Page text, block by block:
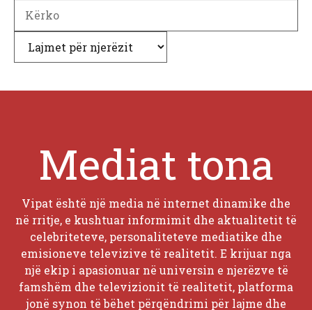
Mediat tona
Vipat është një media në internet dinamike dhe
në rritje, e kushtuar informimit dhe aktualitetit të
celebriteteve, personaliteteve mediatike dhe
emisioneve televizive të realitetit. E krijuar nga
një ekip i apasionuar në universin e njerëzve të
famshëm dhe televizionit të realitetit, platforma
jonë synon të bëhet përqëndrimi për lajme dhe